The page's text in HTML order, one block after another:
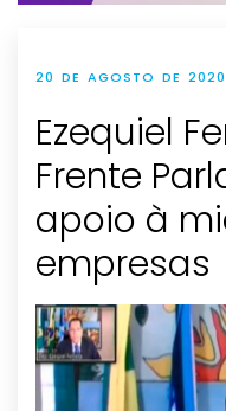
20 DE AGOSTO DE 2020
Ezequiel
Frente
apoio à
empresas